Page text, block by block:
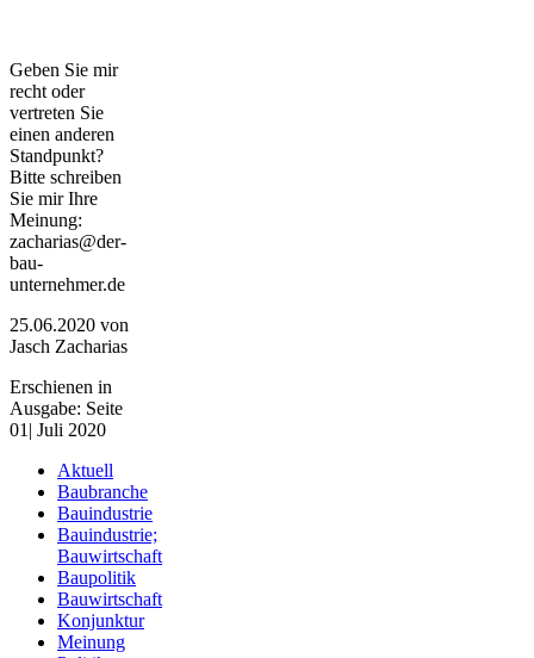
Geben Sie mir
recht oder
vertreten Sie
einen anderen
Standpunkt?
Bitte schreiben
Sie mir Ihre
Meinung:
zacharias@der-
bau-
unternehmer.de
25.06.2020 von
Jasch Zacharias
Erschienen in
Ausgabe: Seite
01| Juli 2020
Aktuell
Baubranche
Bauindustrie
Bauindustrie;
Bauwirtschaft
Baupolitik
Bauwirtschaft
Konjunktur
Meinung